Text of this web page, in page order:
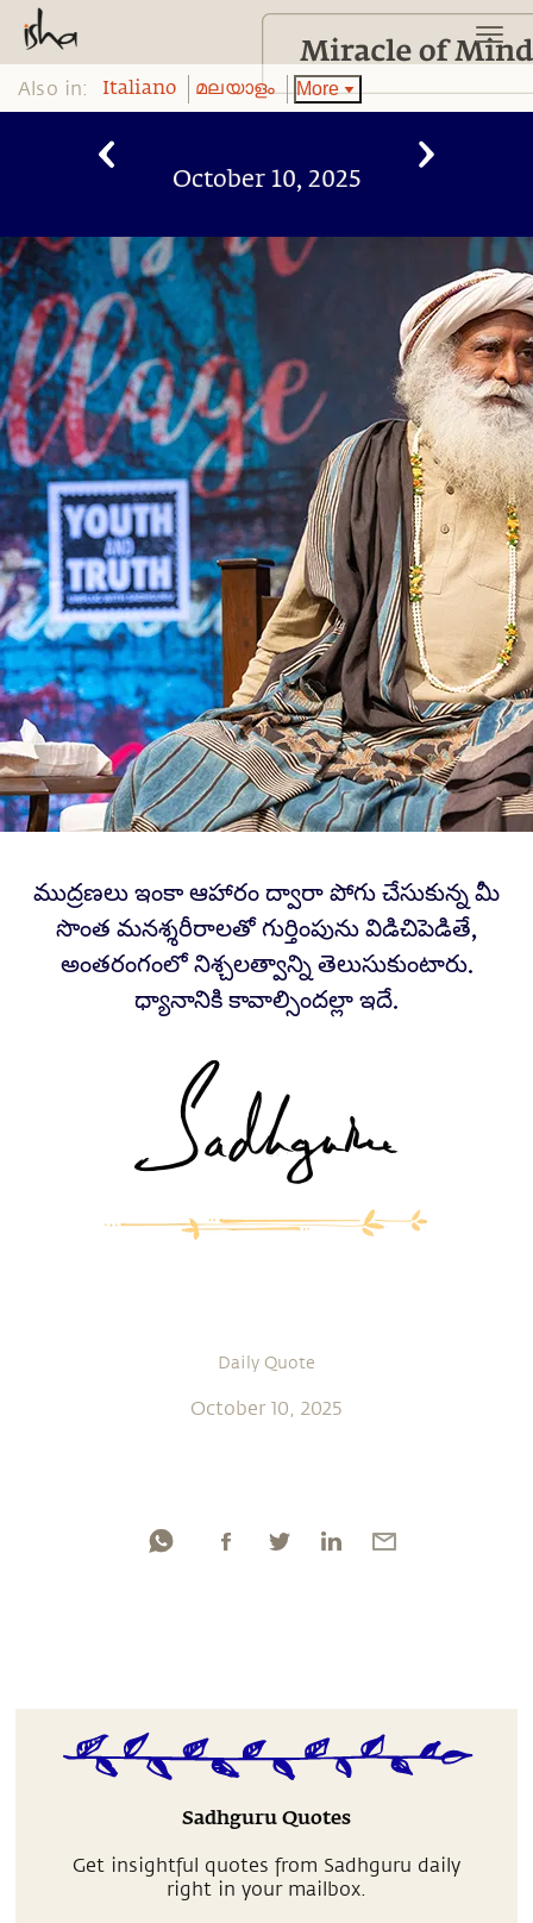
Also in: Italiano മലയാളം More
October 10, 2025
ముద్రణలు ఇంకా ఆహారం ద్వారా పోగు చేసుకున్న మీ
సొంత మనశ్శరీరాలతో గుర్తింపును విడిచిపెడితే,
అంతరంగంలో నిశ్చలత్వాన్ని తెలుసుకుంటారు.
ధ్యానానికి కావాల్సిందల్లా ఇదే.
Daily Quote
October 10, 2025
Sadhguru Quotes
Get insightful quotes from Sadhguru daily
right in your mailbox.